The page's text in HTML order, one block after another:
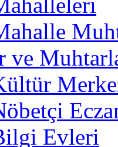
ve
Evleri